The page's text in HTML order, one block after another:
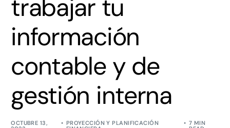
trabajar tu
información
contable y de
gestión interna
OCTUBRE 13, PROYECCIÓN Y PLANIFICACIÓN 7 MIN